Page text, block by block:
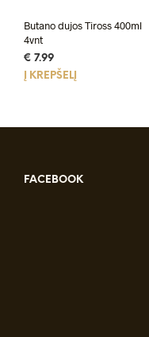
Butano dujos Tiross 400ml
4vnt
€ 7.99
Į KREPŠELĮ
FACEBOOK